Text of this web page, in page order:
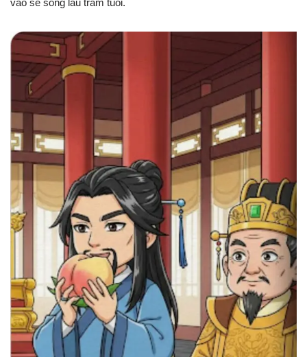
vào sẽ sống lâu trăm tuổi.